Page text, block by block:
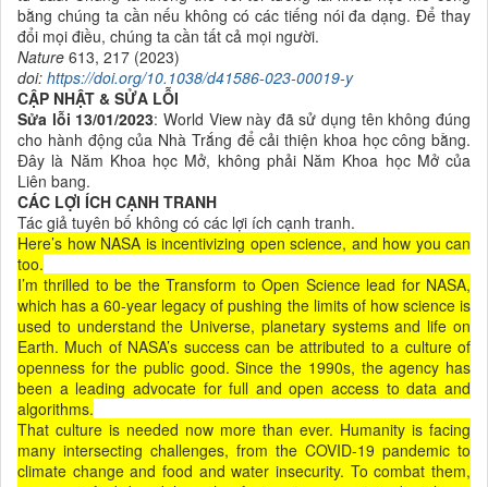
bằng chúng ta cần nếu không có các tiếng nói đa dạng. Để thay
đổi mọi điều, chúng ta cần tất cả mọi người.
Nature 613, 217 (2023)
doi: https://doi.org/10.1038/d41586-023-00019-y
CẬP NHẬT & SỬA LỖI
Sửa lỗi 13/01/2023: World View này đã sử dụng tên không đúng
cho hành động của Nhà Trắng để cải thiện khoa học công bằng.
Đây là Năm Khoa học Mở, không phải Năm Khoa học Mở của
Liên bang.
CÁC LỢI ÍCH CẠNH TRANH
Tác giả tuyên bố không có các lợi ích cạnh tranh.
Here’s how NASA is incentivizing open science, and how you can
too.
I’m thrilled to be the Transform to Open Science lead for NASA,
which has a 60-year legacy of pushing the limits of how science is
used to understand the Universe, planetary systems and life on
Earth. Much of NASA’s success can be attributed to a culture of
openness for the public good. Since the 1990s, the agency has
been a leading advocate for full and open access to data and
algorithms.
That culture is needed now more than ever. Humanity is facing
many intersecting challenges, from the COVID-19 pandemic to
climate change and food and water insecurity. To combat them,